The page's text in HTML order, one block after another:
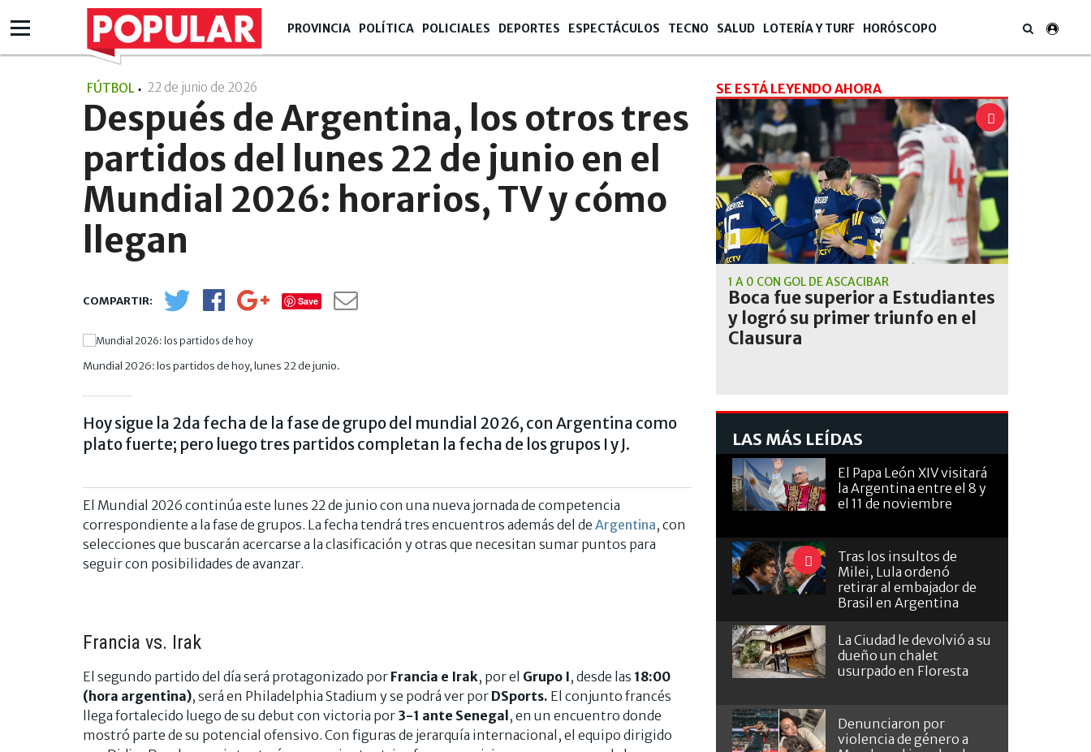
PROVINCIA POLÍTICA POLICIALES DEPORTES ESPECTÁCULOS TECNO SALUD LOTERÍA Y TURF HORÓSCOPO
FÚTBOL 22 de junio de 2026
Después de Argentina, los otros tres
partidos del lunes 22 de junio en el
Mundial 2026: horarios, TV y cómo
llegan
Save
Mundial 2026: los partidos de hoy, lunes 22 de junio.
Hoy sigue la 2da fecha de la fase de grupo del mundial 2026, con Argentina como
plato fuerte; pero luego tres partidos completan la fecha de los grupos I y J.
El Mundial 2026 continúa este lunes 22 de junio con una nueva jornada de competencia
correspondiente a la fase de grupos. La fecha tendrá tres encuentros además del de Argentina, con
selecciones que buscarán acercarse a la clasificación y otras que necesitan sumar puntos para
seguir con posibilidades de avanzar.
Francia vs. Irak
El segundo partido del día será protagonizado por Francia e Irak, por el Grupo I, desde las 18:00
(hora argentina), será en Philadelphia Stadium y se podrá ver por DSports. El conjunto francés
llega fortalecido luego de su debut con victoria por 3-1 ante Senegal, en un encuentro donde
mostró parte de su potencial ofensivo. Con figuras de jerarquía internacional, el equipo dirigido
SE ESTÁ LEYENDO AHORA
1 A 0 CON GOL DE ASCACÍBAR
Boca fue superior a Estudiantes
y logró su primer triunfo en el
Clausura
LAS MÁS LEÍDAS
El Papa León XIV visitará
la Argentina entre el 8 y
el 11 de noviembre
Tras los insultos de
Milei, Lula ordenó
retirar al embajador de
Brasil en Argentina
La Ciudad le devolvió a su
dueño un chalet
usurpado en Floresta
Denunciaron por
violencia de género a